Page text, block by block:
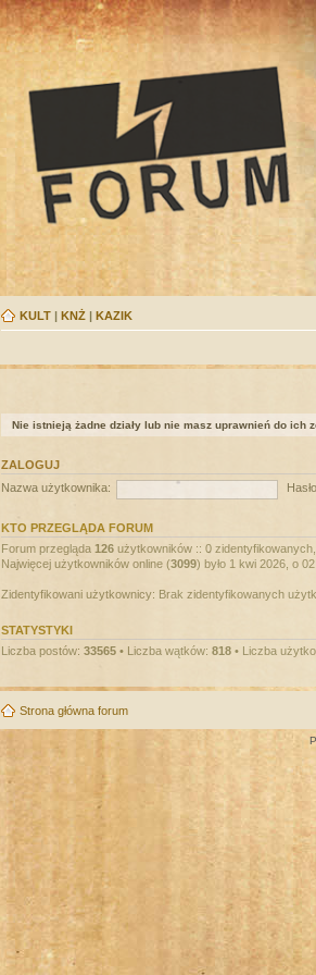
KULT | KNŻ | KAZIK
Nie istnieją żadne działy lub nie masz uprawnień do ich
ZALOGUJ
Nazwa użytkownika:
KTO PRZEGLĄDA FORUM
Forum przegląda 126 użytkowników :: 0
Najwięcej użytkowników online (3099) było 1 kwi 2026, o
Zidentyfikowani użytkownicy: Brak zidentyfikowanych
STATYSTYKI
Liczba postów: 33565 • Liczba wątków: 818 • Liczba
Strona główna forum